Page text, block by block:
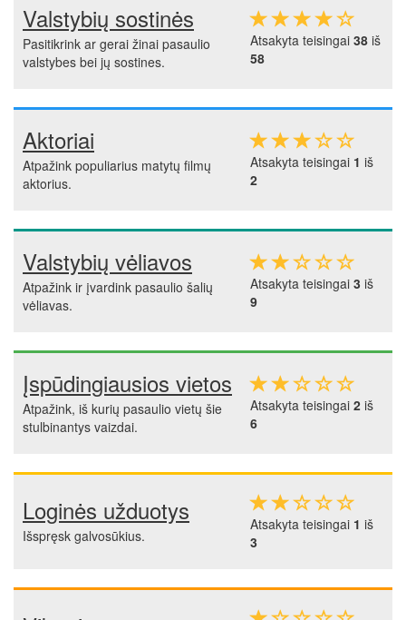
Valstybių sostinės
Pasitikrink ar gerai žinai pasaulio
valstybes bei jų sostines.
Atsakyta teisingai 38 iš
58
Aktoriai
Atpažink populiarius matytų filmų
aktorius.
Atsakyta teisingai 1 iš
2
Valstybių vėliavos
Atpažink ir įvardink pasaulio šalių
vėliavas.
Atsakyta teisingai 3 iš
9
Įspūdingiausios vietos
Atpažink, iš kurių pasaulio vietų šie
stulbinantys vaizdai.
Atsakyta teisingai 2 iš
6
Loginės užduotys
Išspręsk galvosūkius.
Atsakyta teisingai 1 iš
3